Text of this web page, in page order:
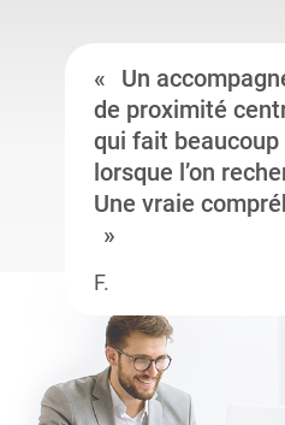
Un
de proximité
qui fait beaucoup
lorsque l’on
Une vraie
F.